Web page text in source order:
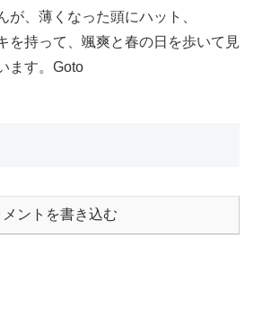
が、薄くなった頭にハット、
を持って、颯爽と春の日を歩いて見
ます。Goto
メントを書き込む